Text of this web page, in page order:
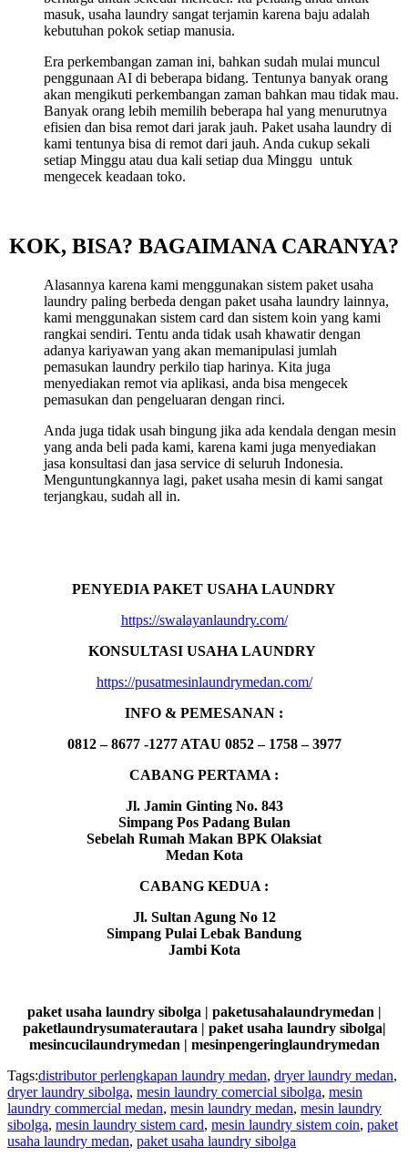
masuk, usaha laundry sangat terjamin karena baju adalah
kebutuhan pokok setiap manusia.
Era perkembangan zaman ini, bahkan sudah mulai muncul
penggunaan AI di beberapa bidang. Tentunya banyak orang
akan mengikuti perkembangan zaman bahkan mau tidak mau.
Banyak orang lebih memilih beberapa hal yang menurutnya
efisien dan bisa remot dari jarak jauh. Paket usaha laundry di
kami tentunya bisa di remot dari jauh. Anda cukup sekali
setiap Minggu atau dua kali setiap dua Minggu untuk
mengecek keadaan toko.
KOK, BISA? BAGAIMANA CARANYA?
Alasannya karena kami menggunakan sistem paket usaha
laundry paling berbeda dengan paket usaha laundry lainnya,
kami menggunakan sistem card dan sistem koin yang kami
rangkai sendiri. Tentu anda tidak usah khawatir dengan
adanya kariyawan yang akan memanipulasi jumlah
pemasukan laundry perkilo tiap harinya. Kita juga
menyediakan remot via aplikasi, anda bisa mengecek
pemasukan dan pengeluaran dengan rinci.
Anda juga tidak usah bingung jika ada kendala dengan mesin
yang anda beli pada kami, karena kami juga menyediakan
jasa konsultasi dan jasa service di seluruh Indonesia.
Menguntungkannya lagi, paket usaha mesin di kami sangat
terjangkau, sudah all in.
PENYEDIA PAKET USAHA LAUNDRY
https://swalayanlaundry.com/
KONSULTASI USAHA LAUNDRY
https://pusatmesinlaundrymedan.com/
INFO & PEMESANAN :
0812 – 8677 -1277 ATAU 0852 – 1758 – 3977
CABANG PERTAMA :
Jl. Jamin Ginting No. 843
Simpang Pos Padang Bulan
Sebelah Rumah Makan BPK Olaksiat
Medan Kota
CABANG KEDUA :
Jl. Sultan Agung No 12
Simpang Pulai Lebak Bandung
Jambi Kota
paket usaha laundry sibolga | paketusahalaundrymedan |
paketlaundrysumaterautara | paket usaha laundry sibolga|
mesincucilaundrymedan | mesinpengeringlaundrymedan
Tags:distributor perlengkapan laundry medan, dryer laundry medan,
dryer laundry sibolga, mesin laundry comercial sibolga, mesin
laundry commercial medan, mesin laundry medan, mesin laundry
sibolga, mesin laundry sistem card, mesin laundry sistem coin, paket
usaha laundry medan, paket usaha laundry sibolga